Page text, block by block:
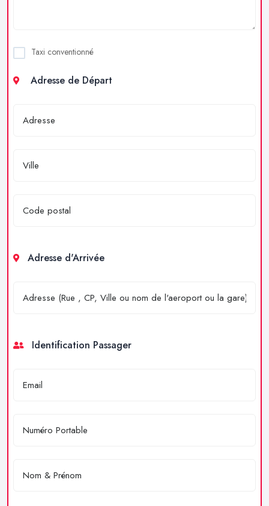
Taxi conventionné
Adresse de Départ
Adresse d'Arrivée
Identification Passager